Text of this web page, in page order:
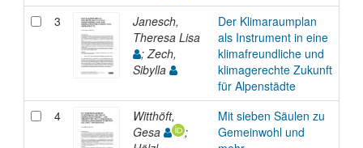
3
Janesch,
Theresa Lisa
; Zech,
Sibylla
Der Klimaraumplan
als Instrument in eine
klimafreundliche und
klimagerechte Zukunft
für Alpenstädte
4
Witthöft,
Gesa
;
Mit sieben Säulen zu
Gemeinwohl und